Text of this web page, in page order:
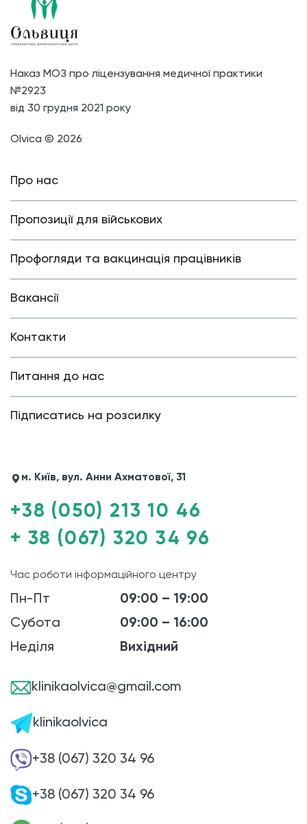
Наказ МОЗ про ліцензування медичної практики
№2923
від 30 грудня 2021 року
Olvica © 2026
Про нас
Пропозиції для військових
Профогляди та вакцинація працівників
Вакансії
Контакти
Питання до нас
Підписатись на розсилку
м. Київ, вул. Анни Ахматової, 31
+38 (050) 213 10 46
+ 38 (067) 320 34 96
Час роботи інформаційного центру
Пн-Пт
09:00 – 19:00
Субота
09:00 – 16:00
Неділя
Вихідний
klinikaolvica@gmail.com
klinikaolvica
+38 (067) 320 34 96
+38 (067) 320 34 96